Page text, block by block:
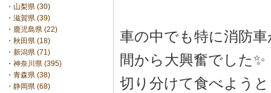
・ 山梨県 (30)
・ 滋賀県 (39)
・ 鹿児島県 (22)
・ 秋田県 (18)
・ 新潟県 (71)
・ 神奈川県 (395)
・ 青森県 (38)
・ 静岡県 (68)
車の中でも特に消防
間から大興奮でした✨
切り分けて食べよう